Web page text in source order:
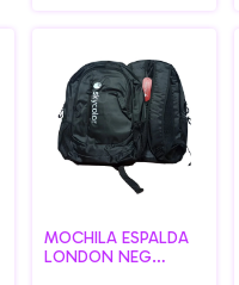
MOCHILA ESPALDA
LONDON NEG